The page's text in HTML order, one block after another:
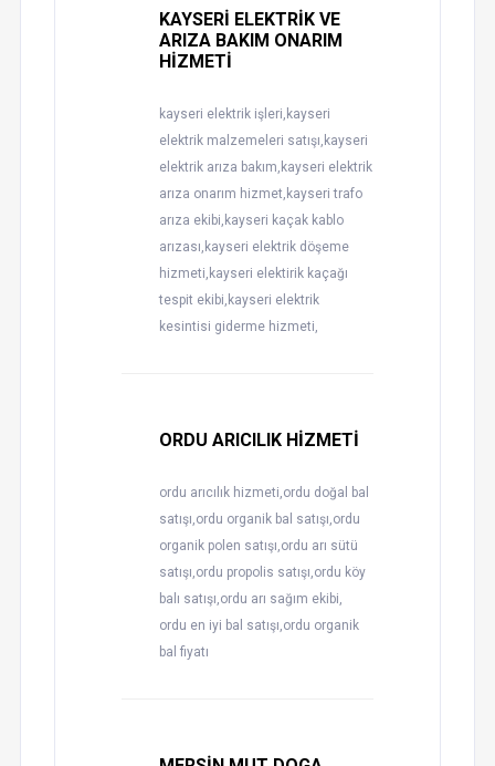
KAYSERİ ELEKTRİK VE
ARIZA BAKIM ONARIM
HİZMETİ
kayseri elektrik işleri,kayseri
elektrik malzemeleri satışı,kayseri
elektrik arıza bakım,kayseri elektrik
arıza onarım hizmet,kayseri trafo
arıza ekibi,kayseri kaçak kablo
arızası,kayseri elektrik döşeme
hizmeti,kayseri elektirik kaçağı
tespit ekibi,kayseri elektrik
kesintisi giderme hizmeti,
ORDU ARICILIK HİZMETİ
ordu arıcılık hizmeti,ordu doğal bal
satışı,ordu organik bal satışı,ordu
organik polen satışı,ordu arı sütü
satışı,ordu propolis satışı,ordu köy
balı satışı,ordu arı sağım ekibi,
ordu en iyi bal satışı,ordu organik
bal fiyatı